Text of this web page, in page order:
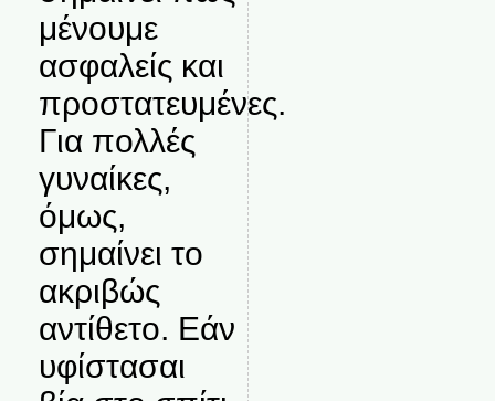
μένουμε
ασφαλείς και
προστατευμένες.
Για πολλές
γυναίκες,
όμως,
σημαίνει το
ακριβώς
αντίθετο. Εάν
υφίστασαι